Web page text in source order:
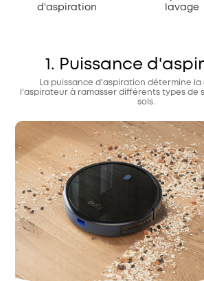
d'aspiration
lavage
1. Puissance
La puissance d'aspiration détermine
l'aspirateur à ramasser différents types de
sols.